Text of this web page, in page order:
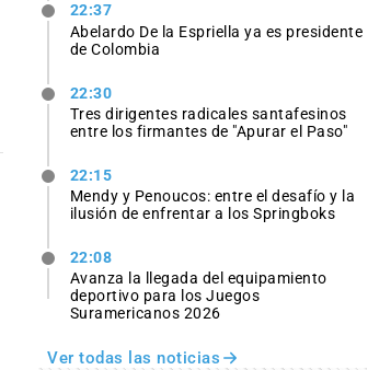
22:37
Abelardo De la Espriella ya es presidente
de Colombia
22:30
Tres dirigentes radicales santafesinos
entre los firmantes de "Apurar el Paso"
22:15
Mendy y Penoucos: entre el desafío y la
ilusión de enfrentar a los Springboks
22:08
Avanza la llegada del equipamiento
deportivo para los Juegos
Suramericanos 2026
Ver todas las noticias